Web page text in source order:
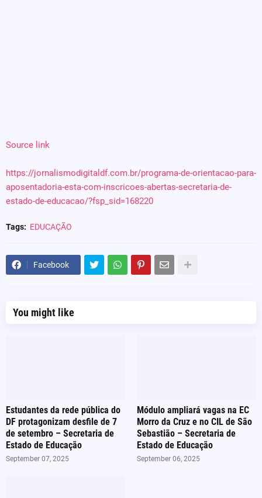
Source link
https://jornalismodigitaldf.com.br/programa-de-orientacao-para-
aposentadoria-esta-com-inscricoes-abertas-secretaria-de-
estado-de-educacao/?fsp_sid=168220
Tags: EDUCAÇÃO
Facebook
You might like
Estudantes da rede pública do
DF protagonizam desfile de 7
de setembro – Secretaria de
Estado de Educação
September 07, 2025
Módulo ampliará vagas na EC
Morro da Cruz e no CIL de São
Sebastião – Secretaria de
Estado de Educação
September 06, 2025